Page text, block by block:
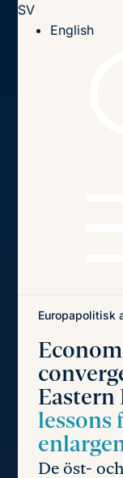
SV
English
Europapolitisk
Eastern
lessons
De öst-